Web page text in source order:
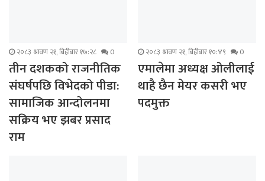
२०८३ श्रावण २१, बिहीबार १७:२८ 0
तीन दशकको राजनीतिक
संघर्षपछि विभेदको पीडा:
सामाजिक आन्दोलनमा
सक्रिय भए झबर प्रसाद
राम
२०८३ श्रावण २१, बिहीबार १०:४९ 0
एमालेमा अध्यक्ष ओलीलाई
थाहै छैन मेयर कसरी भए
पदमुक्त